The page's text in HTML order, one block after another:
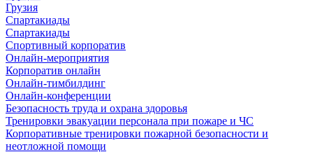
Грузия
Спартакиады
Спартакиады
Спортивный корпоратив
Онлайн-мероприятия
Корпоратив онлайн
Онлайн-тимбилдинг
Онлайн-конференции
Безопасность труда и охрана здоровья
Тренировки эвакуации персонала при пожаре и ЧС
Корпоративные тренировки пожарной безопасности и
неотложной помощи